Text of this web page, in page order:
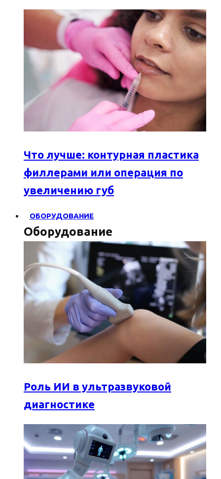
Что лучше: контурная пластика
филлерами или операция по
увеличению губ
ОБОРУДОВАНИЕ
Оборудование
Роль ИИ в ультразвуковой
диагностике